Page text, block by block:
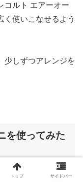
コルト エアーオー
く使いこなせるよう
少しずつアレンジを
を使ってみた
トップ サイドバー